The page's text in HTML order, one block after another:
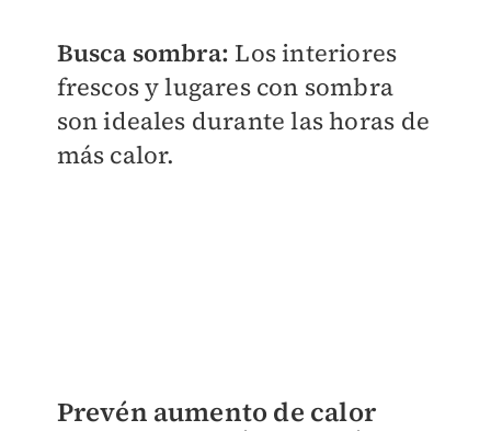
Busca sombra: Los interiores
frescos y lugares con sombra
son ideales durante las horas de
más calor.
Prevén aumento de calor